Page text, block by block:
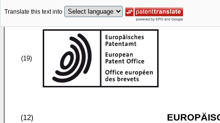
Translate this text into
(19)
(12)